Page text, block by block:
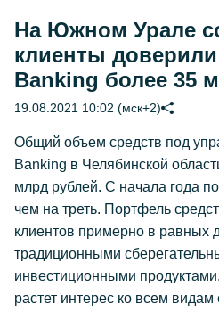
На Южном Урале
клиенты
Banking более 35
19.08.2021 10:02 (мск+2)
Общий объем средств под
Banking в Челябинской
млрд рублей. С начала года
чем на треть. Портфель
клиентов примерно в равных
традиционными
инвестиционными
растет интерес ко всем видам